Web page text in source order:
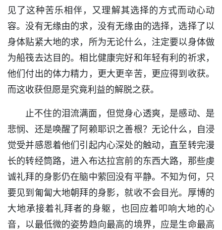
见了这种苦乐相伴，又理解其选择的方式而动心动
容。没有无缘由的求，没有无缘由的选择，选择了以
身体贴紧大地的求，所为无论什么，注定要以身体做
为船筏去达目的。相比健康完好和年轻有利的祈求，
他们付出的体力精力，更大更辛苦，更应得到收获。
而这收获但愿是究竟利益的解脱之获。
止不住的泪流满面，但觉身心透爽，是感动、是
悲悯、还是唤醒了阿赖耶识之善根？无论什么，自浸
觉受并感恩着他们引起内心深处的触动，直至转完漫
长的转经筒路，进入布达拉宫前的东西大路，那些虔
诚礼拜的身影仍在脑中萦回没有平静。不知为何，只
要见到匍匐大地朝拜的身影，就收不会目光。厚博的
大地承接着礼拜者的身躯，也回应着叩响大地的心
音，以最低微的姿势趋向最高的境界，应是生命最高